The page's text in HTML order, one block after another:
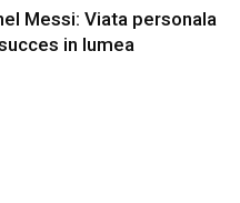
Messi: Viata personala
in lumea